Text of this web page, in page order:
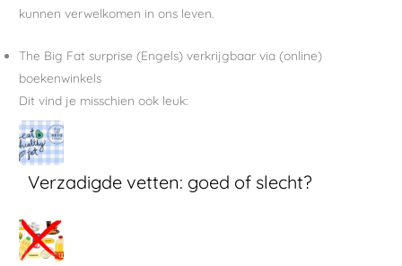
kunnen verwelkomen in ons leven.
The Big Fat surprise (Engels) verkrijgbaar via (online)
boekenwinkels
Dit vind je misschien ook leuk:
Verzadigde vetten: goed of slecht?